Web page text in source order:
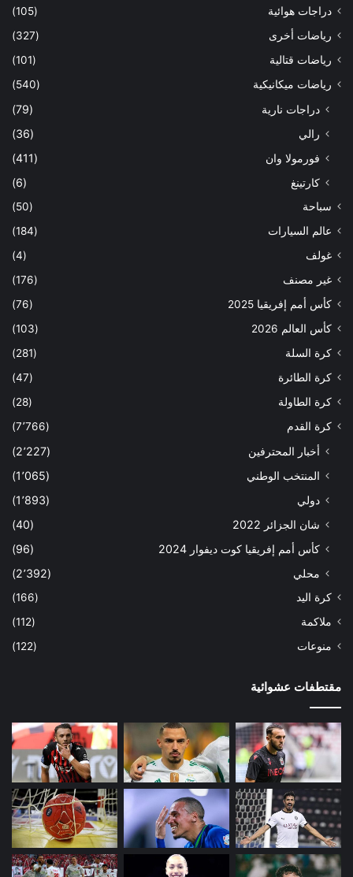
دراجات هوائية
(105)
رياضات أخرى
(327)
رياضات قتالية
(101)
رياضات ميكانيكية
(540)
دراجات نارية
(79)
رالي
(36)
فورمولا وان
(411)
كارتينغ
(6)
سباحة
(50)
عالم السيارات
(184)
غولف
(4)
غير مصنف
(176)
كأس أمم إفريقيا 2025
(76)
كأس العالم 2026
(103)
كرة السلة
(281)
كرة الطائرة
(47)
كرة الطاولة
(28)
كرة القدم
(7٬766)
أخبار المحترفين
(2٬227)
المنتخب الوطني
(1٬065)
دولي
(1٬893)
شان الجزائر 2022
(40)
كأس أمم إفريقيا كوت ديفوار 2024
(96)
محلي
(2٬392)
كرة اليد
(166)
ملاكمة
(112)
منوعات
(122)
مقتطفات عشوائية